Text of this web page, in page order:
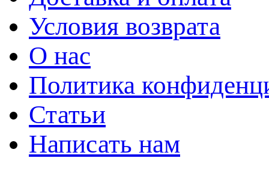
Условия возврата
О нас
Политика
Статьи
Написать нам